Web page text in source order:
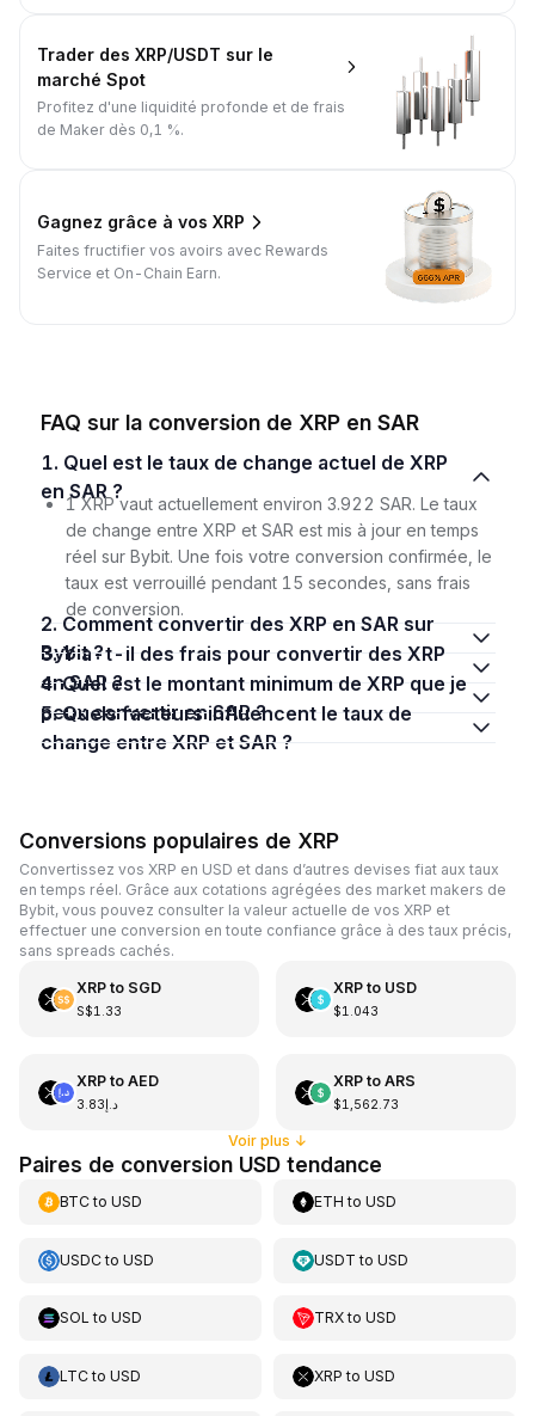
Trader des XRP/USDT sur le
marché Spot
Profitez d'une liquidité profonde et de frais
de Maker dès 0,1 %.
Gagnez grâce à vos XRP
Faites fructifier vos avoirs avec Rewards
Service et On-Chain Earn.
FAQ sur la conversion de XRP en SAR
1. Quel est le taux de change actuel de XRP
en SAR ?
1 XRP vaut actuellement environ 3.922 SAR. Le taux
de change entre XRP et SAR est mis à jour en temps
réel sur Bybit. Une fois votre conversion confirmée, le
taux est verrouillé pendant 15 secondes, sans frais
de conversion.
2. Comment convertir des XRP en SAR sur
Bybit ?
3. Y a-t-il des frais pour convertir des XRP
en SAR ?
4. Quel est le montant minimum de XRP que je
peux convertir en SAR ?
5. Quels facteurs influencent le taux de
change entre XRP et SAR ?
Conversions populaires de XRP
Convertissez vos XRP en USD et dans d’autres devises fiat aux taux
en temps réel. Grâce aux cotations agrégées des market makers de
Bybit, vous pouvez consulter la valeur actuelle de vos XRP et
effectuer une conversion en toute confiance grâce à des taux précis,
sans spreads cachés.
XRPto SGD
S$1.33
XRPto USD
$1.043
XRPto AED
د.إ3.83
XRPto ARS
$1,562.73
Voir plus ↓
Paires de conversion USD tendance
BTCto USD ETH toUSD
USDCto USD USDT toUSD
SOL to USD TRXtoUSD
LTCto USD XRP toUSD